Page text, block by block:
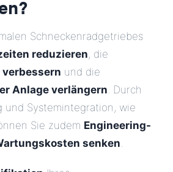
Schneckenradgetriebes
reduzieren, die
und die
Anlage verlängern. Durch
und Systemintegration, wie
Sie zudem Engineering-
senken.